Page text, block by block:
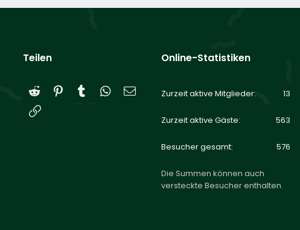
Teilen
Reddit Pinterest
Tumblr WhatsApp
E-Mail
Online-Statistiken
Zurzeit aktive Mitglieder 13
Zurzeit aktive Gäste 563
Besucher gesamt 576
Die Summen können auch
versteckte Besucher enthalten.